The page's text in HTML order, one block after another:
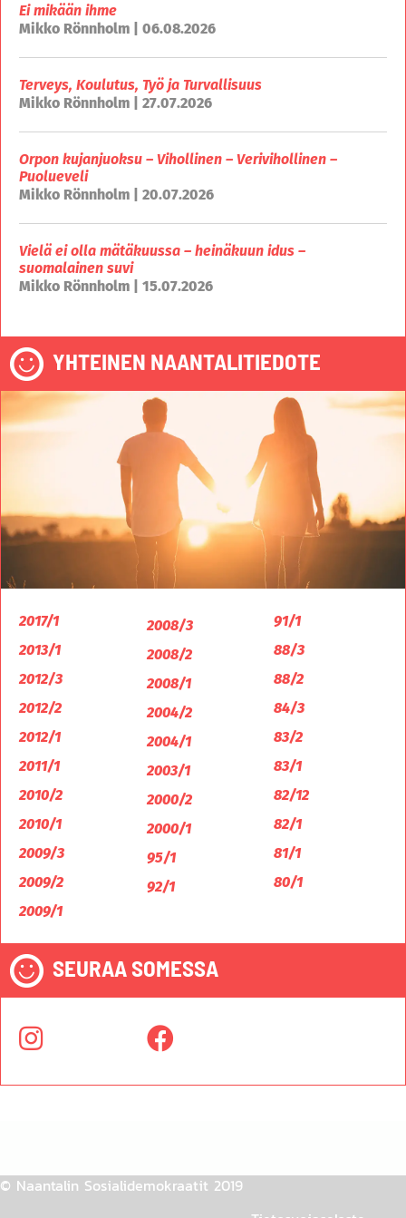
Ei mikään ihme
Mikko Rönnholm | 06.08.2026
Terveys, Koulutus, Työ ja Turvallisuus
Mikko Rönnholm | 27.07.2026
Orpon kujanjuoksu – Vihollinen – Verivihollinen –
Puolueveli
Mikko Rönnholm | 20.07.2026
Vielä ei olla mätäkuussa – heinäkuun idus –
suomalainen suvi
Mikko Rönnholm | 15.07.2026
YHTEINEN NAANTALITIEDOTE
2017/1
2013/1
2012/3
2012/2
2012/1
2011/1
2010/2
2010/1
2009/3
2009/2
2009/1
2008/3
2008/2
2008/1
2004/2
2004/1
2003/1
2000/2
2000/1
95/1
92/1
91/1
88/3
88/2
84/3
83/2
83/1
82/12
82/1
81/1
80/1
SEURAA SOMESSA
© Naantalin Sosialidemokraatit 2019